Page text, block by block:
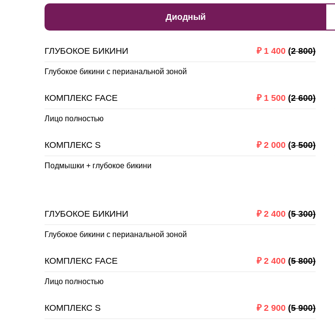
Диодный
ГЛУБОКОЕ БИКИНИ ₽ 1 400 (2 800)
Глубокое бикини с перианальной зоной
КОМПЛЕКС FACE ₽ 1 500 (2 600)
Лицо полностью
КОМПЛЕКС S ₽ 2 000 (3 500)
Подмышки + глубокое бикини
ГЛУБОКОЕ БИКИНИ ₽ 2 400 (5 300)
Глубокое бикини с перианальной зоной
КОМПЛЕКС FACE ₽ 2 400 (5 800)
Лицо полностью
КОМПЛЕКС S ₽ 2 900 (5 900)